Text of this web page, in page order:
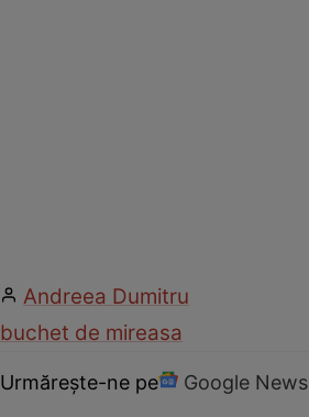
Andreea Dumitru
buchet de mireasa
Urmărește-ne pe Google News